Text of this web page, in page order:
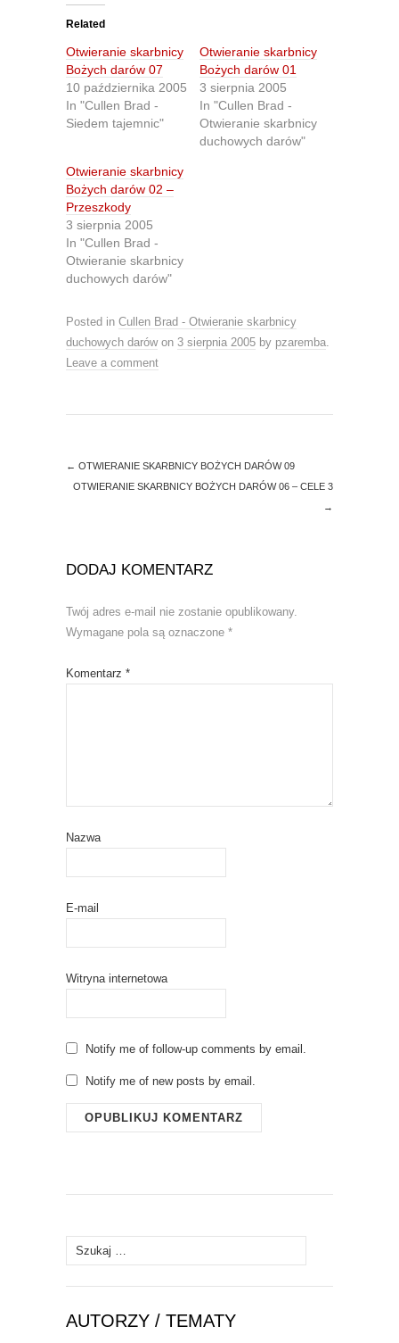
t
o
a
r
e
o
n
T
w
e
r
(
O
p
e
n
i
n
w
n
d
o
a
r
e
o
n
F
a
o
o
k
O
p
e
s
i
w
w
i
n
d
Related
Otwieranie skarbnicy
Bożych darów 07
10 października 2005
In "Cullen Brad -
Siedem tajemnic"
Otwieranie skarbnicy
Bożych darów 01
3 sierpnia 2005
In "Cullen Brad -
Otwieranie skarbnicy
duchowych darów"
Otwieranie skarbnicy
Bożych darów 02 –
Przeszkody
3 sierpnia 2005
In "Cullen Brad -
Otwieranie skarbnicy
duchowych darów"
Posted in Cullen Brad - Otwieranie skarbnicy
duchowych darówon 3 sierpnia 2005 by pzaremba.
Leave a comment
← OTWIERANIE SKARBNICY BOŻYCH DARÓW 09
OTWIERANIE SKARBNICY BOŻYCH DARÓW 06 – CELE 3
→
DODAJ KOMENTARZ
Twój adres e-mail nie zostanie opublikowany.
Wymagane pola są oznaczone *
Komentarz *
Nazwa
E-mail
Witryna internetowa
Notify me of follow-up comments by email.
Notify me of new posts by email.
Szukaj:
AUTORZY / TEMATY